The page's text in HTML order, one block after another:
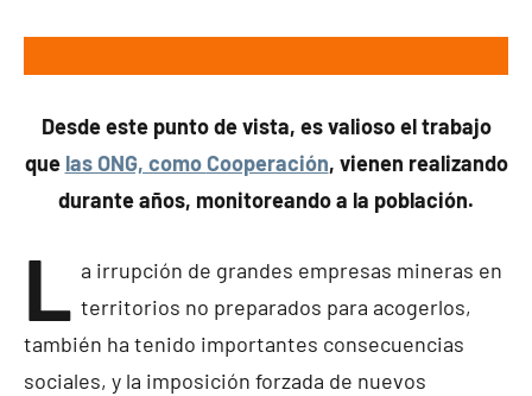
Desde este punto de vista, es valioso el trabajo
que las ONG, comoCooperación, vienen realizando
durante años, monitoreando a la población.
L a irrupción de grandes empresas mineras en
territorios no preparados para acogerlos,
también ha tenido importantes consecuencias
sociales, y la imposición forzada de nuevos